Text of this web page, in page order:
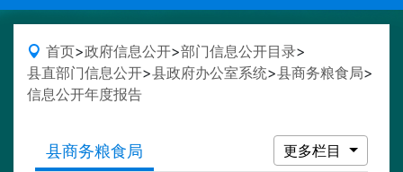
首页>政府信息公开>部门信息公开目录>
县直部门信息公开>县政府办公室系统>县商务粮食局>
信息公开年度报告
县商务粮食局 更多栏目